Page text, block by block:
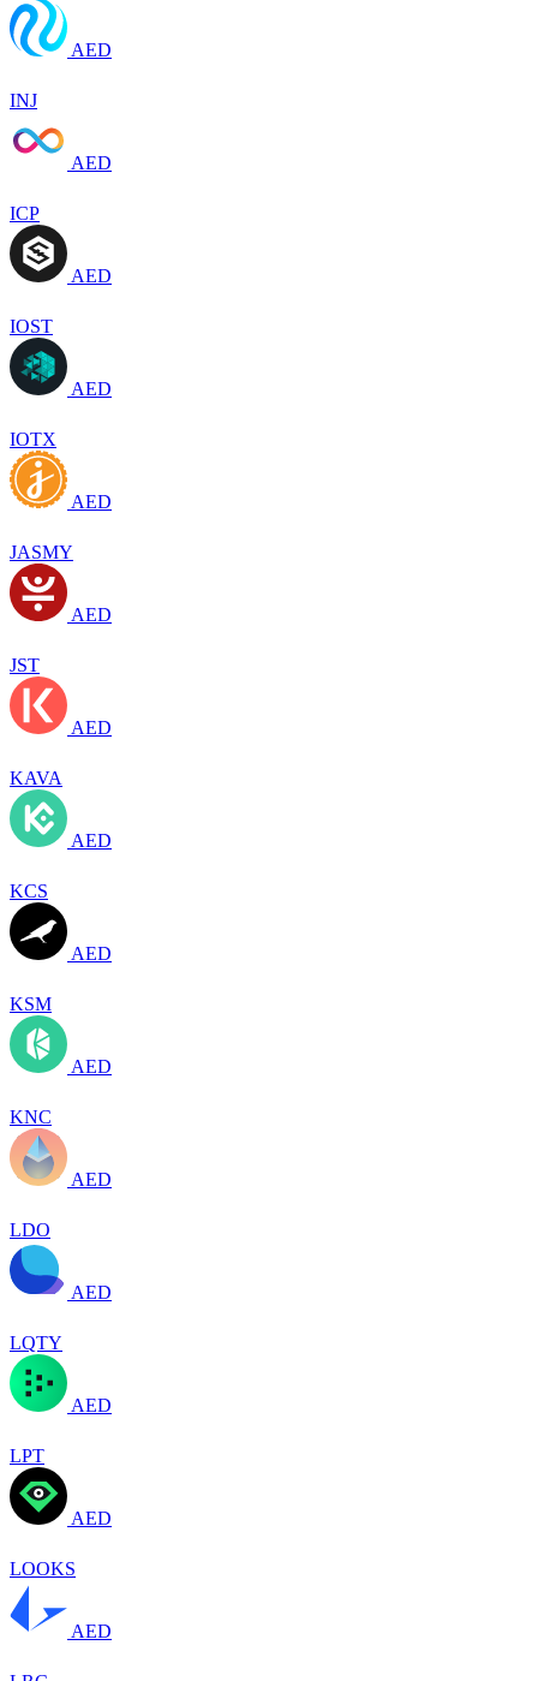
AED
INJ
AED
ICP
AED
IOST
AED
IOTX
AED
JASMY
AED
JST
AED
KAVA
AED
KCS
AED
KSM
AED
KNC
AED
LDO
AED
LQTY
AED
LPT
AED
LOOKS
AED